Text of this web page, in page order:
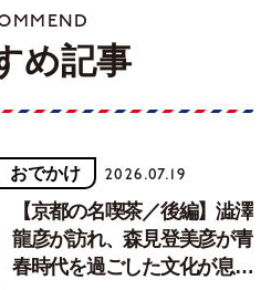
め記事
おでかけ 2026.07.19
【京都の名喫茶／後編】澁澤
龍彦が訪れ、森見登美彦が青
春時代を過ごした文化が息づ